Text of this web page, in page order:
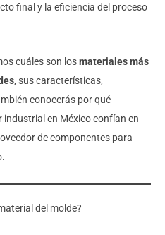
final y la eficiencia del proceso
cuáles son losmateriales más
, sus características,
conocerás por qué
industrial en México confían en
de componentes para
del molde?